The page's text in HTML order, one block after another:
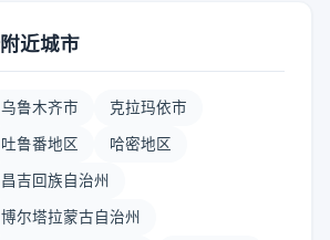
附近城市
乌鲁木齐市 克拉玛依市
吐鲁番地区 哈密地区
昌吉回族自治州
博尔塔拉蒙古自治州